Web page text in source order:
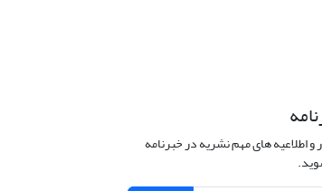
و اطلاعیه های مهم نشریه در خبرنامه